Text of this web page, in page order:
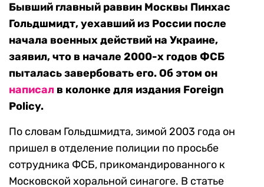
Бывший главный раввин Москвы Пинхас
Гольдшмидт, уехавший из России после
начала военных действий на Украине,
заявил, что в начале 2000-х годов ФСБ
пыталась завербовать его. Об этом он
написал в колонке для издания Foreign
Policy.
По словам Гольдшмидта, зимой 2003 года он
пришел в отделение полиции по просьбе
сотрудника ФСБ, прикомандированного к
Московской хоральной синагоге. В статье